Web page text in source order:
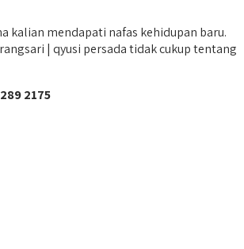
kalian mendapati nafas kehidupan baru.
| qyusi persada tidak cukup tentang
2175